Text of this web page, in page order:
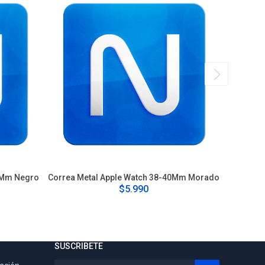
Negro Correa Metal Apple Watch 38-40Mm Morado
$5.990
SUSCRIBETE